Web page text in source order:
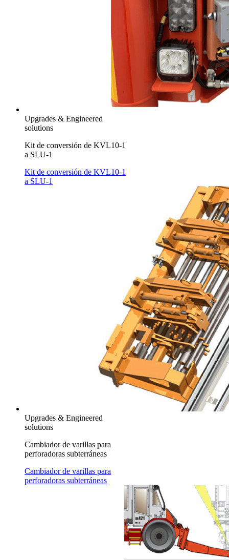
Upgrades & Engineered
solutions
Kit de conversión de KVL10-1
a SLU-1
Kit de conversión de KVL10-1
a SLU-1
Upgrades & Engineered
solutions
Cambiador de varillas para
perforadoras subterráneas
Cambiador de varillas para
perforadoras subterráneas